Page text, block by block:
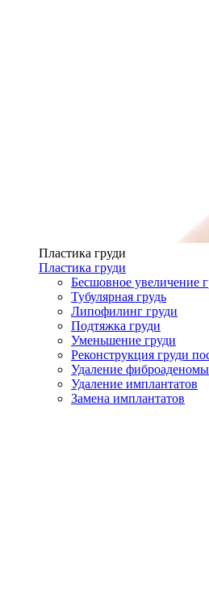
Пластика груди
Пластика груди
Бесшовное увеличение
Тубулярная грудь
Липофилинг груди
Подтяжка груди
Уменьшение груди
Реконструкция груди
Удаление фиброаденомы
Удаление имплантатов
Замена имплантатов